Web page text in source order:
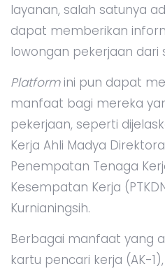
layanan, salah satunya
dapat memberikan
lowongan pekerjaan dari
Platformini pun dapat
manfaat bagi mereka
pekerjaan, seperti
Kerja Ahli Madya
Penempatan Tenaga
Kesempatan Kerja
Kurnianingsih.
Berbagai manfaat yang
kartu pencari kerja (AK-